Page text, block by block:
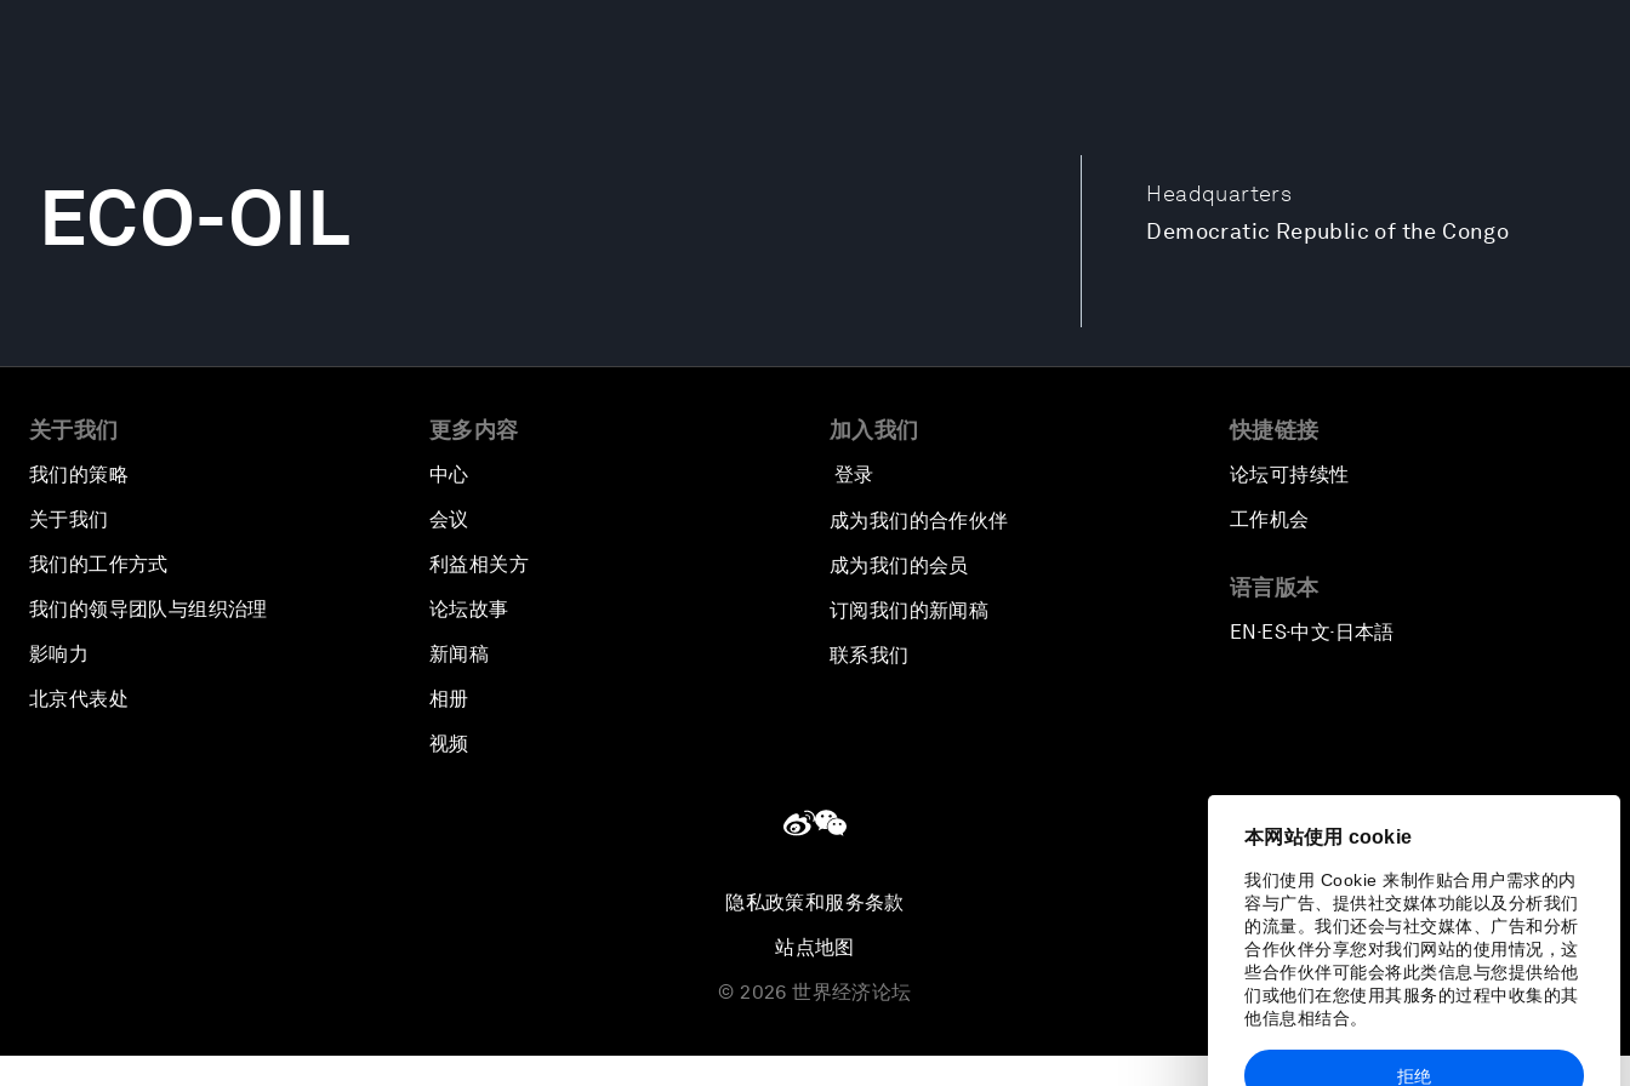
本网站使用 cookie
我们使用 Cookie 来制作贴合用户需求的内
容与广告、提供社交媒体功能以及分析我们
的流量。我们还会与社交媒体、广告和分析
合作伙伴分享您对我们网站的使用情况，这
些合作伙伴可能会将此类信息与您提供给他
们或他们在您使用其服务的过程中收集的其
他信息相结合。
拒绝
Headquarters
Democratic Republic of the Congo
ECO-OIL
关于我们
我们的策略
关于我们
我们的工作方式
我们的领导团队与组织治理
影响力
北京代表处
更多内容
中心
会议
利益相关方
论坛故事
新闻稿
相册
视频
加入我们
登录
成为我们的合作伙伴
成为我们的会员
订阅我们的新闻稿
联系我们
快捷链接
论坛可持续性
工作机会
语言版本
EN ▪ES▪中文▪ 日本語
隐私政策和服务条款
站点地图
© 2026 世界经济论坛